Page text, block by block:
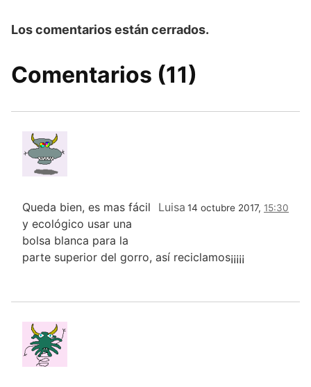
Los comentarios están cerrados.
Comentarios (11)
Luisa 14 octubre 2017, 15:30
Queda bien, es mas fácil
y ecológico usar una
bolsa blanca para la
parte superior del gorro, así reciclamos¡¡¡¡¡